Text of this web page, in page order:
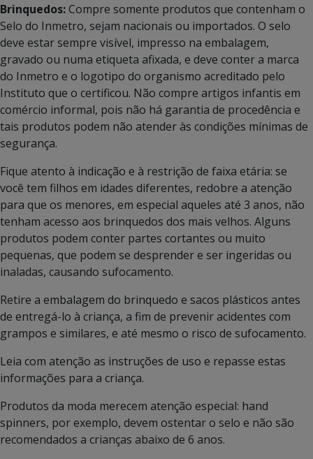
Brinquedos:Compre somente produtos que contenham o
Selo do Inmetro, sejam nacionais ou importados. O selo
deve estar sempre visível, impresso na embalagem,
gravado ou numa etiqueta afixada, e deve conter a marca
do Inmetro e o logotipo do organismo acreditado pelo
Instituto que o certificou. Não compre artigos infantis em
comércio informal, pois não há garantia de procedência e
tais produtos podem não atender às condições mínimas de
segurança.
Fique atento à indicação e à restrição de faixa etária: se
você tem filhos em idades diferentes, redobre a atenção
para que os menores, em especial aqueles até 3 anos, não
tenham acesso aos brinquedos dos mais velhos. Alguns
produtos podem conter partes cortantes ou muito
pequenas, que podem se desprender e ser ingeridas ou
inaladas, causando sufocamento.
Retire a embalagem do brinquedo e sacos plásticos antes
de entregá-lo à criança, a fim de prevenir acidentes com
grampos e similares, e até mesmo o risco de sufocamento.
Leia com atenção as instruções de uso e repasse estas
informações para a criança.
Produtos da moda merecem atenção especial: hand
spinners, por exemplo, devem ostentar o selo e não são
recomendados a crianças abaixo de 6 anos.